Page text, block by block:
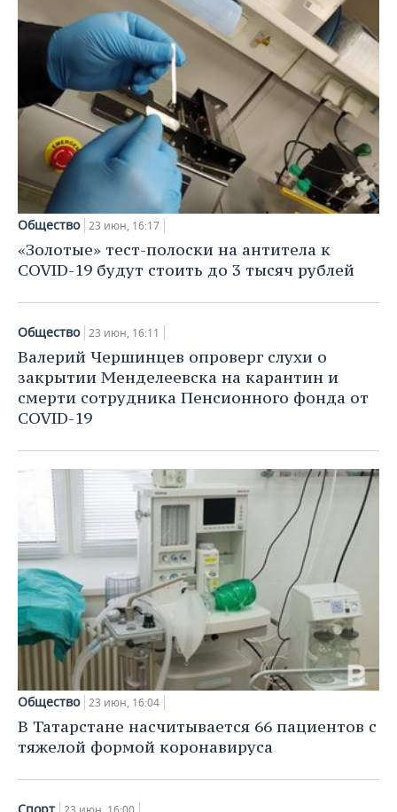
Общество 23 июн, 16:17
«Золотые» тест-полоски на антитела к
COVID-19 будут стоить до 3 тысяч рублей
Общество 23 июн, 16:11
Валерий Чершинцев опроверг слухи о
закрытии Менделеевска на карантин и
смерти сотрудника Пенсионного фонда от
COVID-19
Общество 23 июн, 16:04
В Татарстане насчитывается 66 пациентов с
тяжелой формой коронавируса